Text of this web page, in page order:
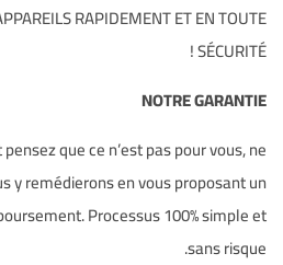
RAPIDEMENT ET EN TOUTE
SÉCURITÉ !
NOTRE GARANTIE
que ce n’est pas pour vous, ne
y remédierons en vous proposant un
Processus 100% simple et
sans risque.